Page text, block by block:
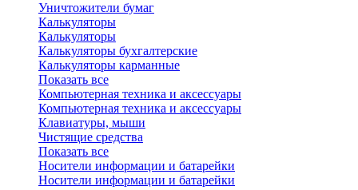
Уничтожители бумаг
Калькуляторы
Калькуляторы
Калькуляторы бухгалтерские
Калькуляторы карманные
Показать все
Компьютерная техника и аксессуары
Компьютерная техника и аксессуары
Клавиатуры, мыши
Чистящие средства
Показать все
Носители информации и батарейки
Носители информации и батарейки